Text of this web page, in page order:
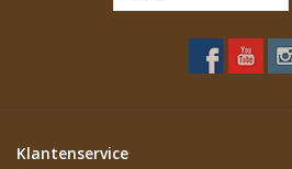
Klantenservice